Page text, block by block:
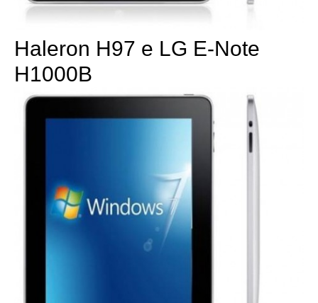
Haleron H97 e LG E-Note
H1000B